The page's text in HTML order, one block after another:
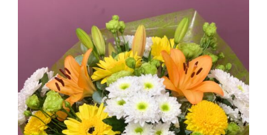
AÑADIR AL CARRITO
/
DETALLES